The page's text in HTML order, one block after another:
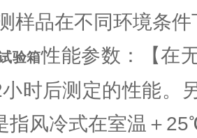
样品在不同环境条
验箱性能参数：【在
时后测定的性能。
指风冷式在室温＋